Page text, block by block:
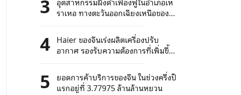
ราเหอ ทางตะวันออกเฉียงเหนือของ
จีน
4 Haier ของจีนเร่งผลิตเครื่องปรับ
อากาศ รองรับความต้องการที่เพิ่มขึ้น
ในยุโรป
5
ยอดการค้าบริการของจีน ในช่วงครึ่งปี
แรกอยู่ที่ 3.77975 ล้านล้านหยวน